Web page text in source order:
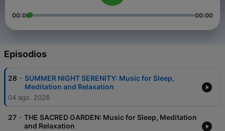
00:00 00:00
Episodios
28 - SUMMER NIGHT SERENITY: Music for Sleep,
Meditation and Relaxation
04 ago. 2026
27 - THE SACRED GARDEN: Music for Sleep, Meditation
and Relaxation